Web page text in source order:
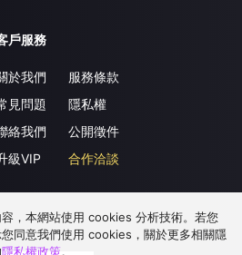
戶服務
於我們
見問題
絡我們
級VIP
服務條款
隱私權
公開徵件
合作洽談
，本網站使用 cookies 分析技術。若您
同意我們使用 cookies，關於更多相關隱
隱私權政策。